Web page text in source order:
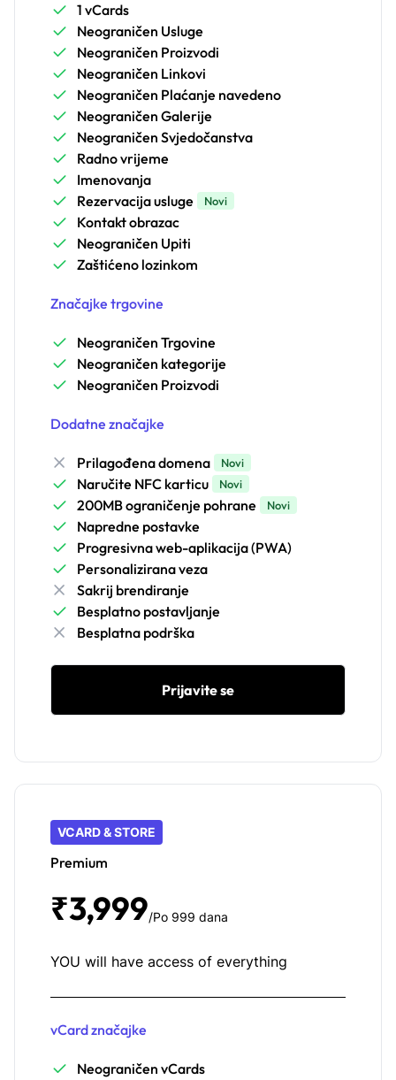
1 vCards
Neograničen Usluge
Neograničen Proizvodi
Neograničen Linkovi
Neograničen Plaćanje navedeno
Neograničen Galerije
Neograničen Svjedočanstva
Radno vrijeme
Imenovanja
Rezervacija usluge
Novi
Kontakt obrazac
Neograničen Upiti
Zaštićeno lozinkom
Značajke trgovine
Neograničen Trgovine
Neograničen kategorije
Neograničen Proizvodi
Dodatne značajke
Prilagođena domena Novi
Naručite NFC karticu Novi
200MB ograničenje pohrane Novi
Napredne postavke
Progresivna web-aplikacija (PWA)
Personalizirana veza
Sakrij brendiranje
Besplatno postavljanje
Besplatna podrška
Prijavite se
VCARD & STORE
Premium
₹3,999/Po 999 dana
YOU will have access of everything
vCard značajke
Neograničen vCards